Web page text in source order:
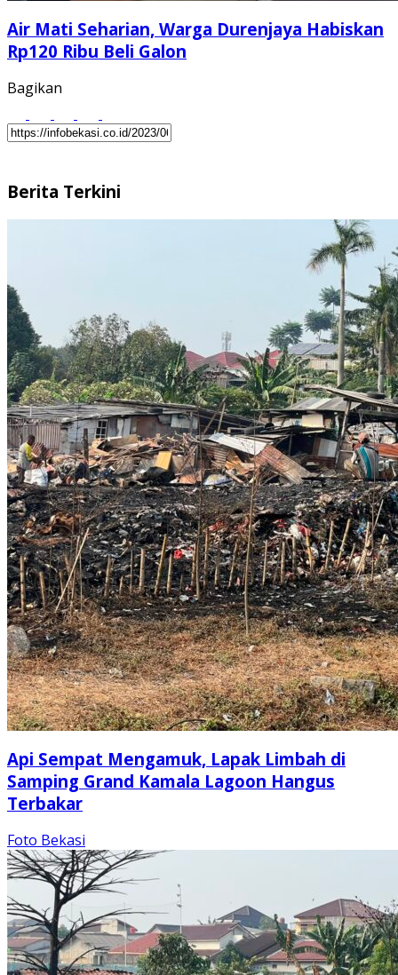
Air Mati Seharian, Warga Durenjaya Habiskan
Rp120 Ribu Beli Galon
Bagikan
Berita Terkini
Api Sempat Mengamuk, Lapak Limbah di
Samping Grand Kamala Lagoon Hangus
Terbakar
Foto Bekasi